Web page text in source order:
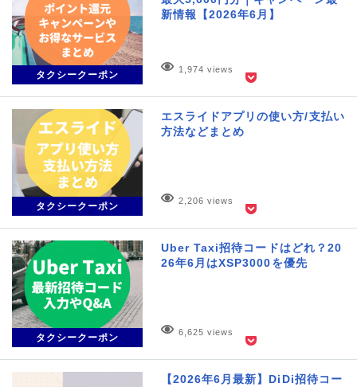
タクシークーポン
新情報【2026年6月】
1,974 views
タクシークーポン
エスライドアプリの使い方/支払い
方法などまとめ
2,206 views
タクシークーポン
Uber Taxi招待コードはどれ？20
26年6月はXSP3000を優先
6,625 views
【2026年6月最新】DiDi招待コー